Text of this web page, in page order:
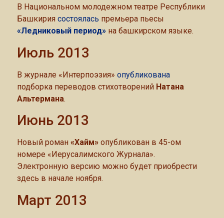
В Национальном молодежном театре Республики
Башкирия состоялась премьера пьесы
«Ледниковый период» на башкирском языке.
Июль 2013
В журнале «Интерпоэзия» опубликована
подборка переводов стихотворений Натана
Альтермана.
Июнь 2013
Новый роман «Хайм» опубликован в 45-ом
номере «Иерусалимского Журнала».
Электронную версию можно будет приобрести
здесь в начале ноября.
Март 2013